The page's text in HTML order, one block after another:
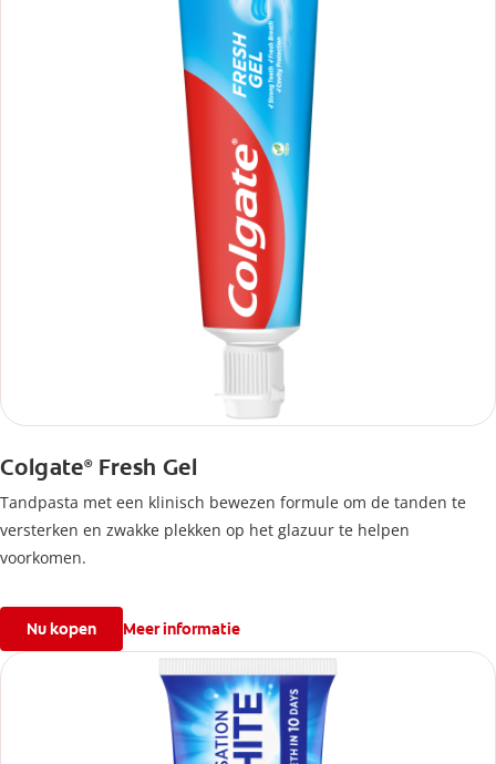
Colgate®Fresh Gel
Tandpasta met een klinisch bewezen formule om de tanden te
versterken en zwakke plekken op het glazuur te helpen
voorkomen.
Nu kopen Meer informatie